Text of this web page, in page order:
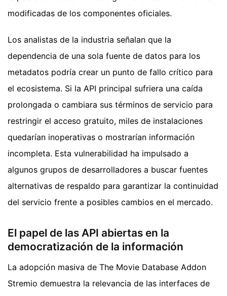
modificadas de los componentes oficiales.
Los analistas de la industria señalan que la
dependencia de una sola fuente de datos para los
metadatos podría crear un punto de fallo crítico para
el ecosistema. Si la API principal sufriera una caída
prolongada o cambiara sus términos de servicio para
restringir el acceso gratuito, miles de instalaciones
quedarían inoperativas o mostrarían información
incompleta. Esta vulnerabilidad ha impulsado a
algunos grupos de desarrolladores a buscar fuentes
alternativas de respaldo para garantizar la continuidad
del servicio frente a posibles cambios en el mercado.
El papel de las API abiertas en la
democratización de la información
La adopción masiva de The Movie Database Addon
Stremio demuestra la relevancia de las interfaces de